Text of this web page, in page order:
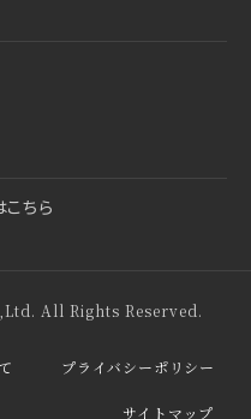
ちら
All Rights Reserved.
プライバシーポリシー
サイトマップ